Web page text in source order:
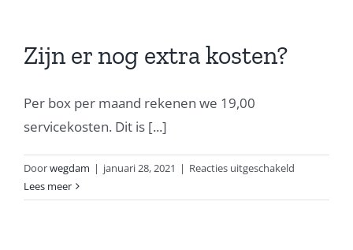
Zijn er nog extra kosten?
Per box per maand rekenen we 19,00
servicekosten. Dit is [...]
Doorwegdam | januari 28, 2021 | Reacties uitgeschakeld
er
Lees meer